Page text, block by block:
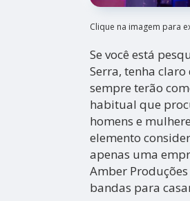
Clique na imagem para
Se você está
Serra, tenha
sempre terão
habitual que
homens e
elemento
apenas uma
Amber
bandas para